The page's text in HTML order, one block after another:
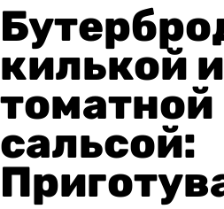
килькой и
томатной
сальсой: